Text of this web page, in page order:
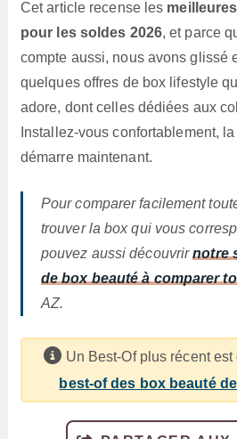
Cet article recense les
pour les soldes 2026, et parce
compte aussi, nous avons glissé
quelques offres de box lifestyle
adore, dont celles dédiées aux
Installez-vous confortablement,
démarre maintenant.
Pour comparer facilement
trouver la box qui vous
pouvez aussi découvrirnotre
de box beauté à comparer
AZ.
Un Best-Of plus récent
best-of des box beauté